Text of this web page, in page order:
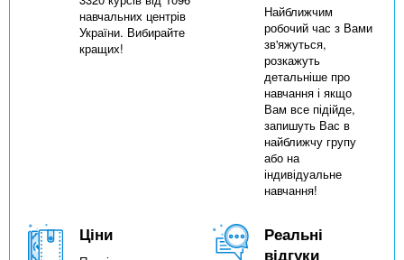
навчальних центрів
України. Вибирайте
кращих!
Найближчим
робочий час з Вами
зв'яжуться,
розкажуть
детальніше про
навчання і якщо
Вам все підійде,
запишуть Вас в
найближчу групу
або на
індивідуальне
навчання!
Ціни
Реальні
відгуки